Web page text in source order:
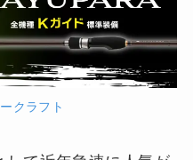
クラフト